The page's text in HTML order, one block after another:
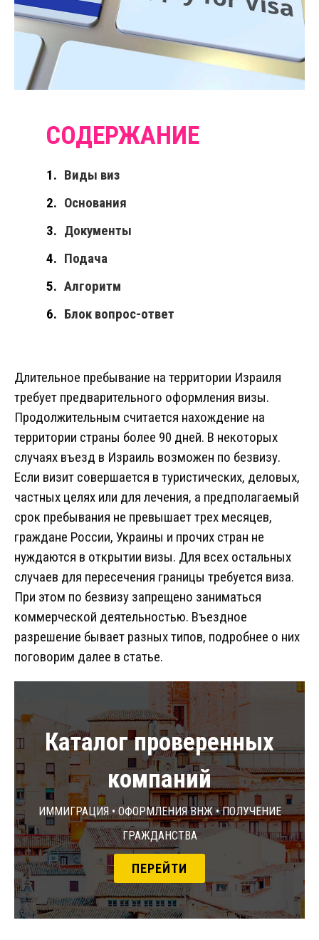
Виды виз
Основания
Документы
Подача
Алгоритм
Блок вопрос-ответ
Длительное пребывание на территории Израиля
требует предварительного оформления визы.
Продолжительным считается нахождение на
территории страны более 90 дней. В некоторых
случаях въезд в Израиль возможен по безвизу.
Если визит совершается в туристических, деловых,
частных целях или для лечения, а предполагаемый
срок пребывания не превышает трех месяцев,
граждане России, Украины и прочих стран не
нуждаются в открытии визы. Для всех остальных
случаев для пересечения границы требуется виза.
При этом по безвизу запрещено заниматься
коммерческой деятельностью. Въездное
разрешение бывает разных типов, подробнее о них
поговорим далее в статье.
Каталог проверенных
компаний
Иммиграция • Оформления ВНЖ • Получение
гражданства
ПЕРЕЙТИ